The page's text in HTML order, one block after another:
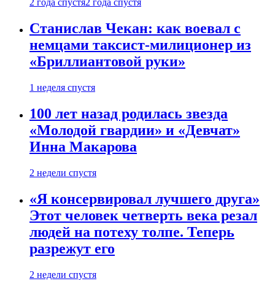
2 года спустя2 года спустя
Станислав Чекан: как воевал с
немцами таксист-милиционер из
«Бриллиантовой руки»
1 неделя спустя
100 лет назад родилась звезда
«Молодой гвардии» и «Девчат»
Инна Макарова
2 недели спустя
«Я консервировал лучшего друга»
Этот человек четверть века резал
людей на потеху толпе. Теперь
разрежут его
2 недели спустя